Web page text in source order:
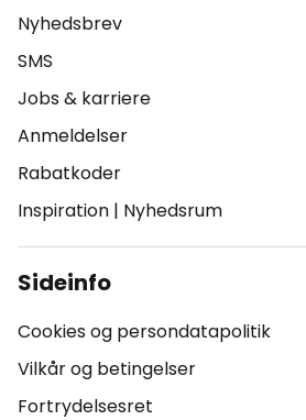
Nyhedsbrev
SMS
Jobs & karriere
Anmeldelser
Rabatkoder
Inspiration | Nyhedsrum
Sideinfo
Cookies og persondatapolitik
Vilkår og betingelser
Fortrydelsesret